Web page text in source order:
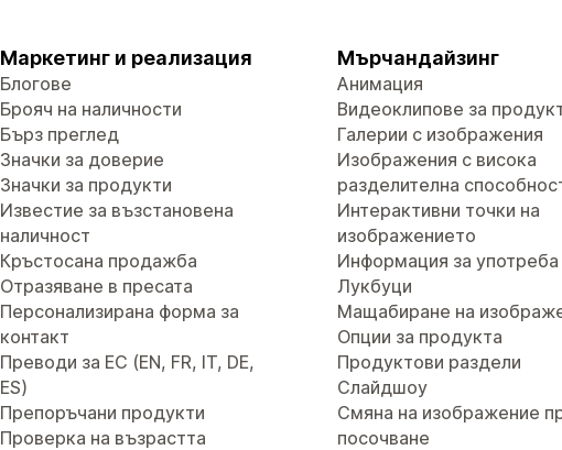
Маркетинг и реализация
Блогове
Брояч на наличности
Бърз преглед
Значки за доверие
Значки за продукти
Известие за възстановена
наличност
Кръстосана продажба
Отразяване в пресата
Персонализирана форма за
контакт
Преводи за ЕС (EN, FR, IT, DE,
ES)
Препоръчани продукти
Проверка на възрастта
Мърчандайзинг
Анимация
Видеоклипове за
Галерии с изображения
Изображения с висока
разделителна
Интерактивни точки на
изображението
Информация за употреба
Лукбуци
Мащабиране на
Опции за продукта
Продуктови раздели
Слайдшоу
Смяна на изображение
посочване